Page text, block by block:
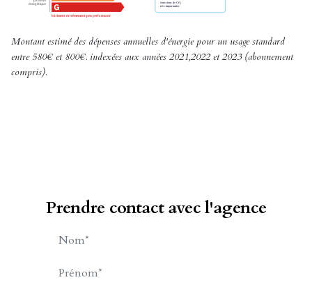
Montant estimé des dépenses annuelles d'énergie pour un usage standard
entre 580€ et 800€. indexées aux années 2021,2022 et 2023 (abonnement
compris).
Prendre contact avec l'agence